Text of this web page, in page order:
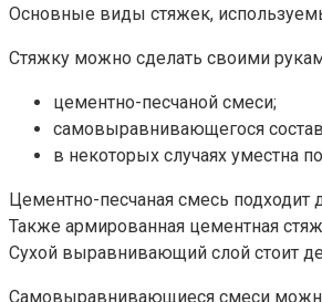
Основные виды стяжек,
Стяжку можно сделать своими
цементно-песчаной смеси;
самовыравнивающегося
в некоторых случаях уместна
Цементно-песчаная смесь подходит
Также армированная цементная
Сухой выравнивающий слой стоит
Самовыравнивающиеся смеси можно